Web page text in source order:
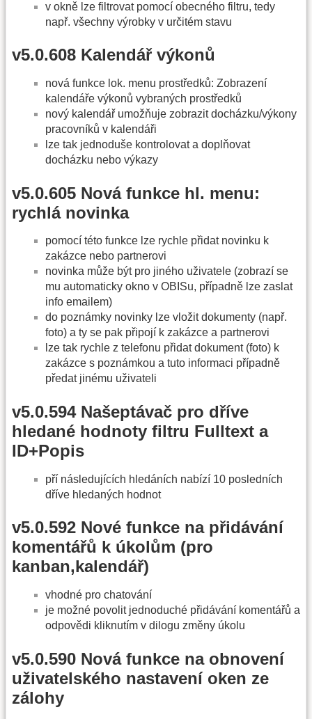
v okně lze filtrovat pomocí obecného filtru, tedy
např. všechny výrobky v určitém stavu
v5.0.608 Kalendář výkonů
nová funkce lok. menu prostředků: Zobrazení
kalendáře výkonů vybraných prostředků
nový kalendář umožňuje zobrazit docházku/výkony
pracovníků v kalendáři
lze tak jednoduše kontrolovat a doplňovat
docházku nebo výkazy
v5.0.605 Nová funkce hl. menu:
rychlá novinka
pomocí této funkce lze rychle přidat novinku k
zakázce nebo partnerovi
novinka může být pro jiného uživatele (zobrazí se
mu automaticky okno v OBISu, případně lze zaslat
info emailem)
do poznámky novinky lze vložit dokumenty (např.
foto) a ty se pak připojí k zakázce a partnerovi
lze tak rychle z telefonu přidat dokument (foto) k
zakázce s poznámkou a tuto informaci případně
předat jinému uživateli
v5.0.594 Našeptávač pro dříve
hledané hodnoty filtru Fulltext a
ID+Popis
pří následujících hledáních nabízí 10 posledních
dříve hledaných hodnot
v5.0.592 Nové funkce na přidávání
komentářů k úkolům (pro
kanban,kalendář)
vhodné pro chatování
je možné povolit jednoduché přidávání komentářů a
odpovědi kliknutím v dilogu změny úkolu
v5.0.590 Nová funkce na obnovení
uživatelského nastavení oken ze
zálohy